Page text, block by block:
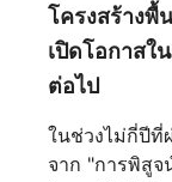
จนแยกออกจากกันไม่ได้ จุดเริ่
สมบูรณ์แบบ ต
เป็นตัวแทนขอ
เรียบร้อย และ
คลาสสิกไปจน
สายตามนุษย์มั
โครงสร้างพื้
เปิดโอกาสใ
ต่อไป
ในช่วงไม่กี่ปีที่
จาก "การพิสู